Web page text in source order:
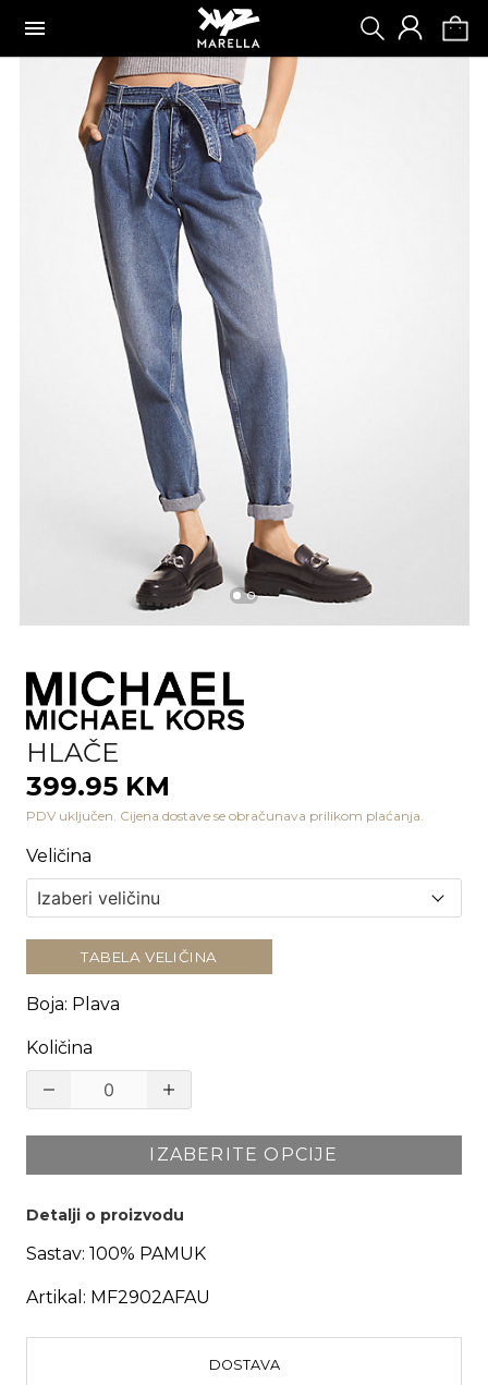
HLAČE
399.95 KM
PDV uključen. Cijena dostave se obračunava prilikom plaćanja.
Veličina
TABELA VELIČINA
Boja: Plava
Količina
IZABERITE OPCIJE
Detalji o proizvodu
Sastav: 100% PAMUK
Artikal: MF2902AFAU
DOSTAVA